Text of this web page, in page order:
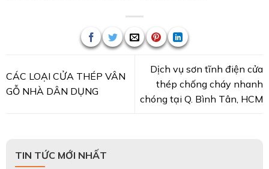
CÁC LOẠI CỬA THÉP VÂN
GỖ NHÀ DÂN DỤNG
Dịch vụ sơn tĩnh điện cửa
thép chống cháy nhanh
chóng tại Q. Bình Tân, HCM
TIN TỨC MỚI NHẤT